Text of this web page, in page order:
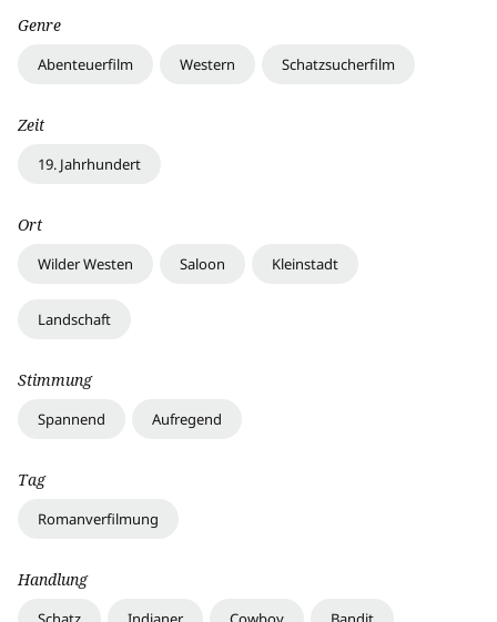
Genre
Abenteuerfilm Western Schatzsucherfilm
Zeit
19. Jahrhundert
Ort
Wilder Westen Saloon Kleinstadt
Landschaft
Stimmung
Spannend Aufregend
Tag
Romanverfilmung
Handlung